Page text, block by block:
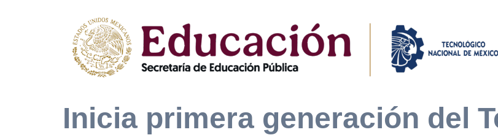
Inicia primera generación del